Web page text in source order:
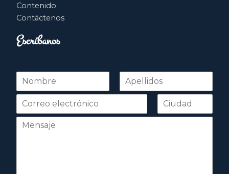
Contenido
Contáctenos
Escríbanos
N
m
r
Nombre Apellidos